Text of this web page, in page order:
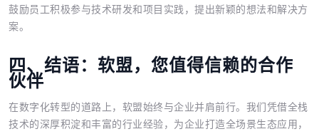
鼓励员工积极参与技术研发和项目实践，提出新颖的想法和解决方
案。
四、结语：软盟，您值得信赖的合作
伙伴
在数字化转型的道路上，软盟始终与企业并肩前行。我们凭借全栈
技术的深厚积淀和丰富的行业经验，为企业打造全场景生态应用，